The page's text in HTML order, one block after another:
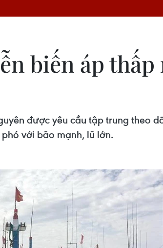
biến áp
được yêu cầu tập trung theo
với bão mạnh, lũ lớn.